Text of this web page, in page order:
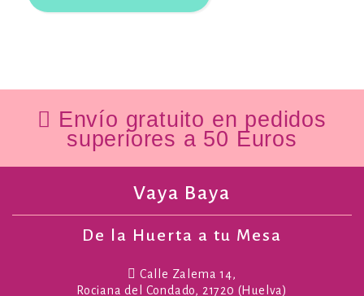
Envío gratuito en pedidos
superiores a 50 Euros
Vaya Baya
De la Huerta a tu Mesa
Calle Zalema 14,
Rociana del Condado, 21720 (Huelva)